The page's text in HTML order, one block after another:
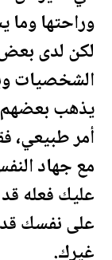
وراحتها وما
لكن لدى بعض
الشخصيات
يذهب بعضهم
أمر طبيعي،
مع جهاد
عليك فعله
على نفسك